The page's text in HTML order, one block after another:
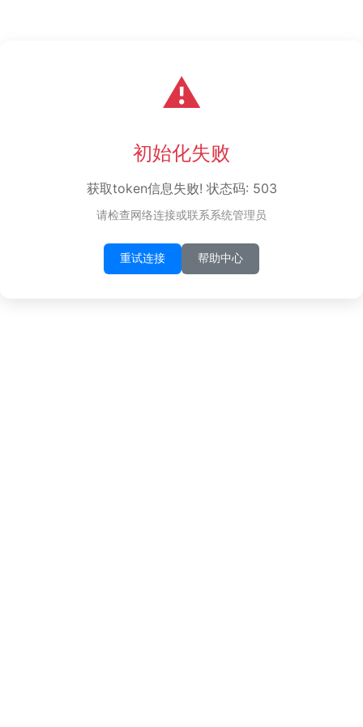
⚠️
初始化失败
获取token信息失败! 状态码: 503
请检查网络连接或联系系统管理员
重试连接 帮助中心